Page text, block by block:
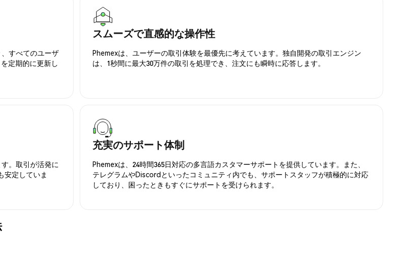
すべてのユーザ
を定期的に更新し
スムーズで直感的な操作性
Phemexは、ユーザーの取引体験を最優先に考えています。独自開発の取引エンジン
は、1秒間に最大30万件の取引を処理でき、注文にも瞬時に応答します。
。取引が活発に
安定していま
充実のサポート体制
Phemexは、24時間365日対応の多言語カスタマーサポートを提供しています。また、
テレグラムやDiscordといったコミュニティ内でも、サポートスタッフが積極的に対応
しており、困ったときもすぐにサポートを受けられます。